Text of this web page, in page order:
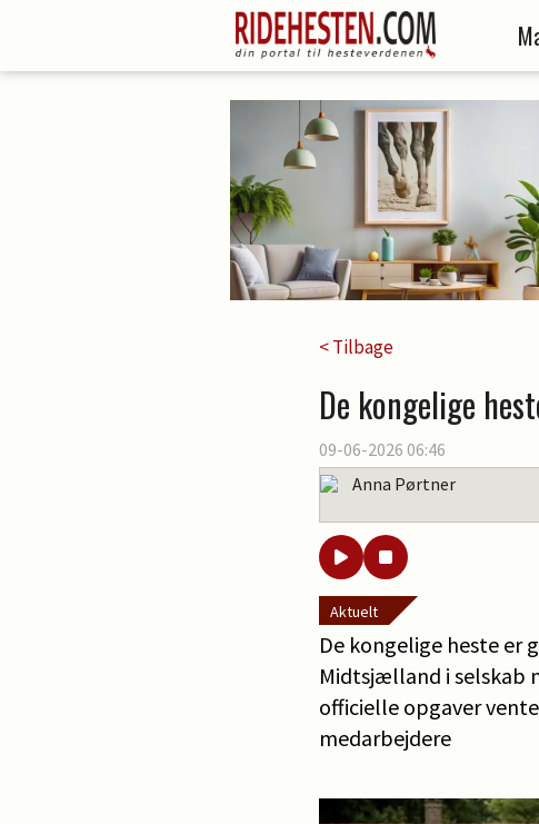
< Tilbage
De kongelige
09-06-2026 06:46
Anna Pørtner
Aktuelt
De kongelige heste er
Midtsjælland i selskab
officielle opgaver
medarbejdere